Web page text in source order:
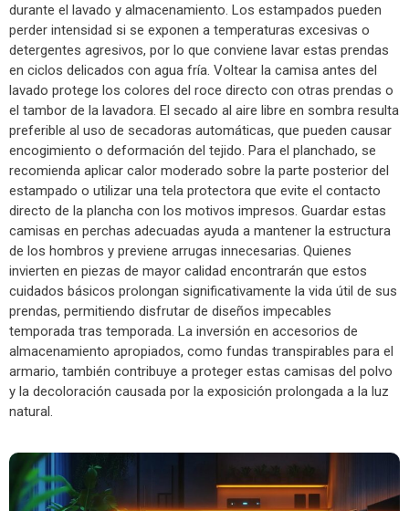
durante el lavado y almacenamiento. Los estampados pueden
perder intensidad si se exponen a temperaturas excesivas o
detergentes agresivos, por lo que conviene lavar estas prendas
en ciclos delicados con agua fría. Voltear la camisa antes del
lavado protege los colores del roce directo con otras prendas o
el tambor de la lavadora. El secado al aire libre en sombra resulta
preferible al uso de secadoras automáticas, que pueden causar
encogimiento o deformación del tejido. Para el planchado, se
recomienda aplicar calor moderado sobre la parte posterior del
estampado o utilizar una tela protectora que evite el contacto
directo de la plancha con los motivos impresos. Guardar estas
camisas en perchas adecuadas ayuda a mantener la estructura
de los hombros y previene arrugas innecesarias. Quienes
invierten en piezas de mayor calidad encontrarán que estos
cuidados básicos prolongan significativamente la vida útil de sus
prendas, permitiendo disfrutar de diseños impecables
temporada tras temporada. La inversión en accesorios de
almacenamiento apropiados, como fundas transpirables para el
armario, también contribuye a proteger estas camisas del polvo
y la decoloración causada por la exposición prolongada a la luz
natural.